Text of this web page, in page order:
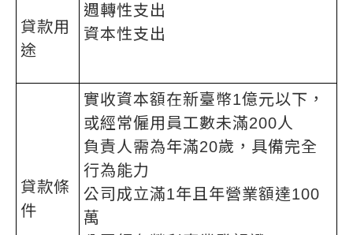
貸款用
途
週轉性支出
資本性支出
貸款條
件
實收資本額在新臺幣1億元以下，
或經常僱用員工數未滿200人
負責人需為年滿20歲，具備完全
行為能力
公司成立滿1年且年營業額達100
萬